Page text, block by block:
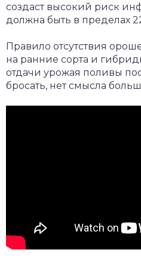
создаст высокий риск
должна быть в пределах
Правило отсутствия
на ранние сорта и
отдачи урожая поливы
бросать, нет смысла